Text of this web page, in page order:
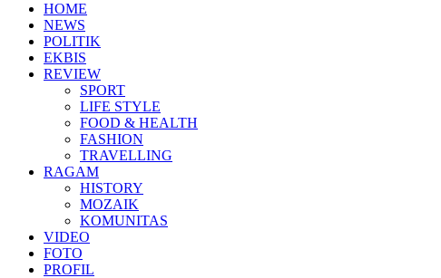
HOME
NEWS
POLITIK
EKBIS
REVIEW
SPORT
LIFE STYLE
FOOD & HEALTH
FASHION
TRAVELLING
RAGAM
HISTORY
MOZAIK
KOMUNITAS
VIDEO
FOTO
PROFIL